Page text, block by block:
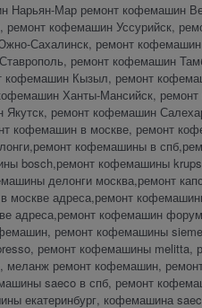
Мар ремонт кофемашин
кофемашин Уссурийск,
Сахалинск, ремонт
ремонт кофемашин
кофемашин Кызыл, ремонт
Ханты-Мансийск,
ремонт кофемашин
кофемашин в москве, ремонт
кофемашины в
bosch,ремонт кофемашины
делонги москва,ремонт
адреса,ремонт
адреса,ремонт кофемашин
ремонт кофемашины
ремонт кофемашины melitta,
ремонт кофемашин,
saeco в спб, ремонт
екатеринбург, кофемашина